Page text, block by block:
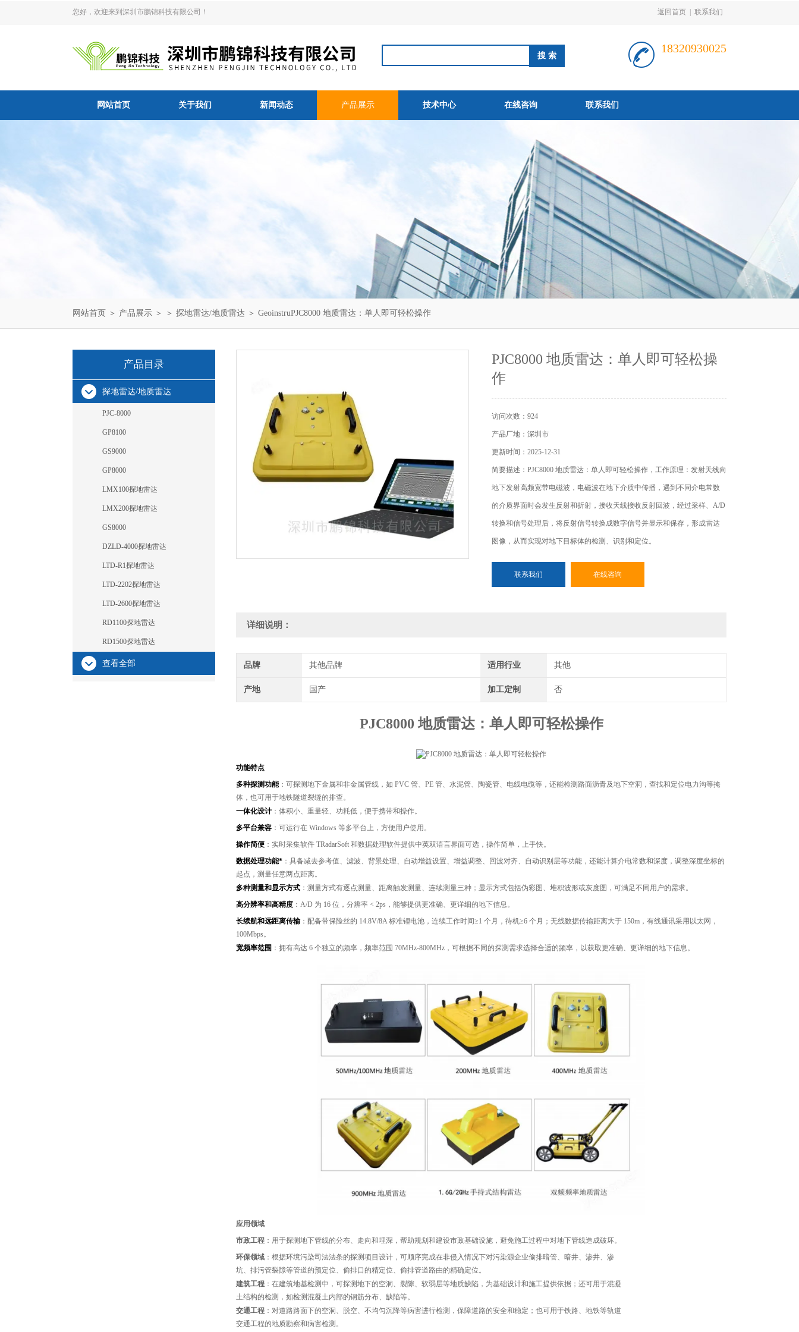
您好，欢迎来到深圳市鹏锦科技有限公司！ 返回首页 联系我们
18320930025
网站首页 关于我们 新闻动态 产品展示 技术中心 在线咨询 联系我们
网站首页 ＞ 产品展示 ＞ ＞ 探地雷达/地质雷达 ＞ GeoinstruPJC8000 地质雷达：单人即可轻松操作
产品目录
探地雷达/地质雷达
PJC-8000
GP8100
GS9000
GP8000
LMX100探地雷达
LMX200探地雷达
GS8000
DZLD-4000探地雷达
LTD-R1探地雷达
LTD-2202探地雷达
LTD-2600探地雷达
RD1100探地雷达
RD1500探地雷达
查看全部
PJC8000 地质雷达：单人即可轻松操
作
访问次数：924
产品厂地：深圳市
更新时间：2025-12-31
简要描述：PJC8000 地质雷达：单人即可轻松操作，工作原理：发射天线向
地下发射高频宽带电磁波，电磁波在地下介质中传播，遇到不同介电常数
的介质界面时会发生反射和折射，接收天线接收反射回波，经过采样、A/D
转换和信号处理后，将反射信号转换成数字信号并显示和保存，形成雷达
图像，从而实现对地下目标体的检测、识别和定位。
联系我们 在线咨询
详细说明：
品牌 其他品牌 适用行业 其他
产地 国产 加工定制 否
PJC8000 地质雷达：单人即可轻松操作
功能特点
多种探测功能：可探测地下金属和非金属管线，如 PVC 管、PE 管、水泥管、陶瓷管、电线电缆等，还能检测路面沥青及地下空洞，查找和定位电力沟等掩
体，也可用于地铁隧道裂缝的排查。
一体化设计 ：体积小、重量轻、功耗低，便于携带和操作。
多平台兼容 ：可运行在 Windows 等多平台上，方便用户使用。
操作简便 ：实时采集软件 TRadarSoft 和数据处理软件提供中英双语言界面可选，操作简单，上手快。
数据处理功能* ：具备减去参考值、滤波、背景处理、自动增益设置、增益调整、回波对齐、自动识别层等功能，还能计算介电常数和深度，调整深度坐标的
起点，测量任意两点距离。
多种测量和显示方式 ：测量方式有逐点测量、距离触发测量、连续测量三种；显示方式包括伪彩图、堆积波形或灰度图，可满足不同用户的需求。
高分辨率和高精度 ：A/D 为 16 位，分辨率 < 2ps，能够提供更准确、更详细的地下信息。
长续航和远距离传输 ：配备带保险丝的 14.8V/8A 标准锂电池，连续工作时间≥1 个月，待机≥6 个月；无线数据传输距离大于 150m，有线通讯采用以太网，
100Mbps。
宽频率范围 ：拥有高达 6 个独立的频率，频率范围 70MHz-800MHz，可根据不同的探测需求选择合适的频率，以获取更准确、更详细的地下信息。
应用领域
市政工程 ：用于探测地下管线的分布、走向和埋深，帮助规划和建设市政基础设施，避免施工过程中对地下管线造成破坏。
环保领域 ：根据环境污染司法法条的探测项目设计，可顺序完成在非侵入情况下对污染源企业偷排暗管、暗井、渗井、渗
坑、排污管裂隙等管道的预定位、偷排口的精定位、偷排管道路由的精确定位。
建筑工程 ：在建筑地基检测中，可探测地下的空洞、裂隙、软弱层等地质缺陷，为基础设计和施工提供依据；还可用于混凝
土结构的检测，如检测混凝土内部的钢筋分布、缺陷等。
交通工程 ：对道路路面下的空洞、脱空、不均匀沉降等病害进行检测，保障道路的安全和稳定；也可用于铁路、地铁等轨道
交通工程的地质勘察和病害检测。